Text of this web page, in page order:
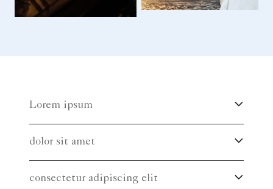
Lorem ipsum
dolor sit amet
consectetur adipiscing elit